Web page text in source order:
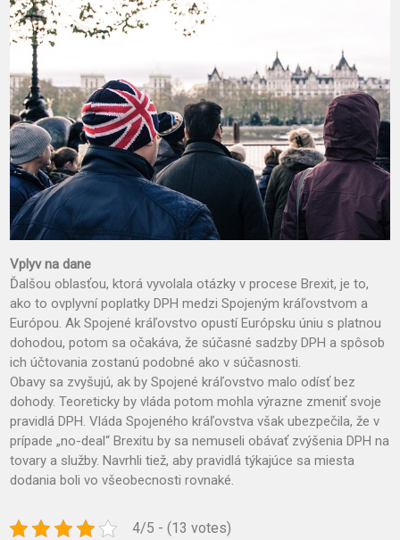
Vplyv na dane
Ďalšou oblasťou, ktorá vyvolala otázky v procese Brexit, je to,
ako to ovplyvní poplatky DPH medzi Spojeným kráľovstvom a
Európou. Ak Spojené kráľovstvo opustí Európsku úniu s platnou
dohodou, potom sa očakáva, že súčasné sadzby DPH a spôsob
ich účtovania zostanú podobné ako v súčasnosti.
Obavy sa zvyšujú, ak by Spojené kráľovstvo malo odísť bez
dohody. Teoreticky by vláda potom mohla výrazne zmeniť svoje
pravidlá DPH. Vláda Spojeného kráľovstva však ubezpečila, že v
prípade „no-deal“ Brexitu by sa nemuseli obávať zvýšenia DPH na
tovary a služby. Navrhli tiež, aby pravidlá týkajúce sa miesta
dodania boli vo všeobecnosti rovnaké.
4/5 - (13 votes)